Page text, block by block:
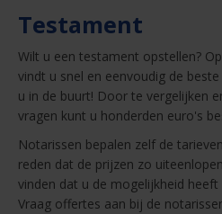
Testament
Wilt u een testament opstellen?
vindt u snel en eenvoudig de
u in de buurt! Door te vergelijken
vragen kunt u honderden euro's
Notarissen bepalen zelf de
reden dat de prijzen zo
vinden dat u de mogelijkheid
Vraag offertes aan bij de